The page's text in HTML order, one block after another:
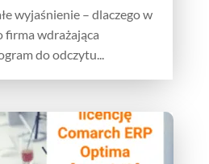
wyjaśnienie – dlaczego w
firma wdrażająca
do odczytu...